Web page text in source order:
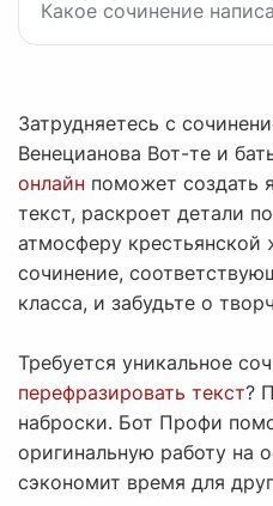
Затрудняетесь с
Венецианова Вот-те и
онлайн поможет создать
текст, раскроет детали
атмосферу крестьянской
сочинение,
класса, и забудьте о
Требуется уникальное
перефразировать текст?
наброски. Бот Профи
оригинальную работу на
сэкономит время для